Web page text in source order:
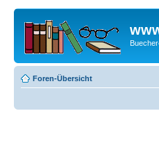
Foren-Übersicht